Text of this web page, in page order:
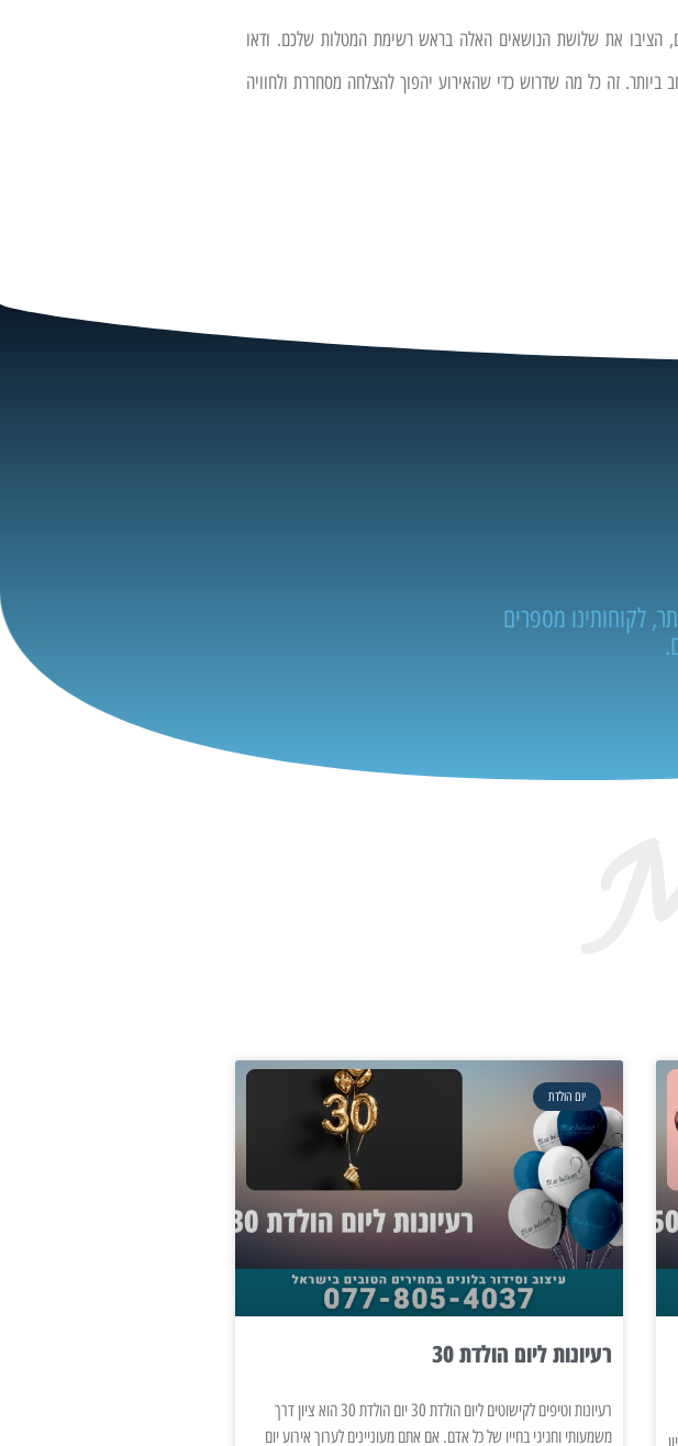
הציבו את שלושת הנושאים האלה בראש רשימת המטלות שלכם. ודאו
זה כל מה שדרוש כדי שהאירוע יהפוך להצלחה מסחררת ולחוויה
לקוחותינו מספרים
יום הולדת
רעיונות ליום הולדת 30
רעיונות וטיפים לקישוטים ליום הולדת 30 יום הולדת 30 הוא ציון דרך
משמעותי וחגיגי בחייו של כל אדם. אם אתם מעוניינים לערוך אירוע יום